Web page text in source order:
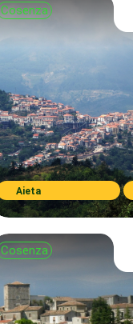
Cosenza
Aieta
Cosenza